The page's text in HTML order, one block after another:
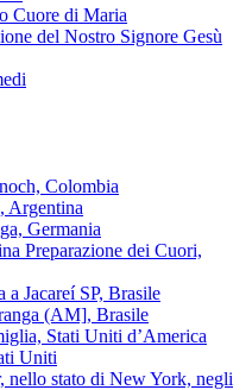
Cuore di Maria
del Nostro Signore Gesù
Colombia
Argentina
Germania
Preparazione dei Cuori,
a Jacareí SP, Brasile
(AM], Brasile
Stati Uniti d’America
Uniti
nello stato di New York, negli